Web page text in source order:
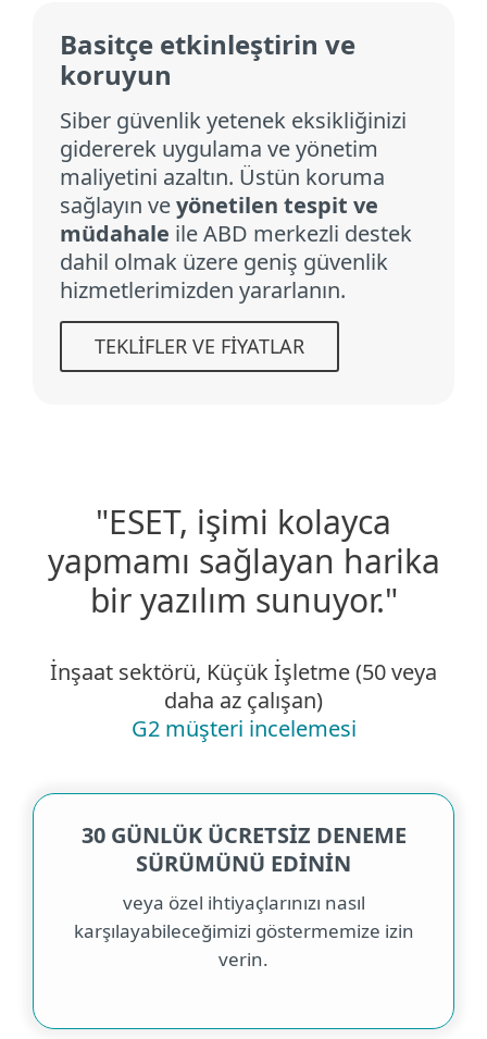
Basitçe etkinleştirin ve
koruyun
Siber güvenlik yetenek eksikliğinizi
gidererek uygulama ve yönetim
maliyetini azaltın. Üstün koruma
sağlayın veyönetilen tespit ve
müdahale ile ABD merkezli destek
dahil olmak üzere geniş güvenlik
hizmetlerimizden yararlanın.
TEKLIFLER VE FIYATLAR
"ESET, işimi kolayca
yapmamı sağlayan harika
bir yazılım sunuyor."
İnşaat sektörü, Küçük İşletme (50 veya
daha az çalışan)
G2 müşteri incelemesi
30 GÜNLÜK ÜCRETSİZ DENEME
SÜRÜMÜNÜ EDİNİN
veya özel ihtiyaçlarınızı nasıl
karşılayabileceğimizi göstermemize izin
verin.